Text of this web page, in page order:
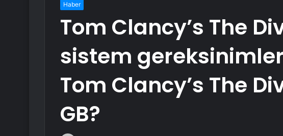
Haber
Tom Clancy’s The
sistem
Tom Clancy’s The
GB?